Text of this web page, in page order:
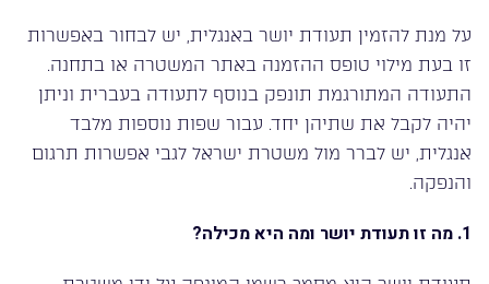
על מנת להזמין תעודת יושר באנגלית, יש לבחור באפשרות
זו בעת מילוי טופס ההזמנה באתר המשטרה או בתחנה.
התעודה המתורגמת תונפק בנוסף לתעודה בעברית וניתן
יהיה לקבל את שתיהן יחד. עבור שפות נוספות מלבד
אנגלית, יש לברר מול משטרת ישראל לגבי אפשרות תרגום
והנפקה.
1. מה זו תעודת יושר ומה היא מכילה?